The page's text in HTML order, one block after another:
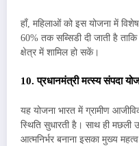
हाँ, महिलाओं को इस योजना में
60% तक सब्सिडी दी जाती है
क्षेत्र में शामिल हो सकें।
10. प्रधानमंत्री मत्स्य संपदा
यह योजना भारत में ग्रामीण
स्थिति सुधारती है। साथ ही मछली
आत्मनिर्भर बनाना इसका मुख्य